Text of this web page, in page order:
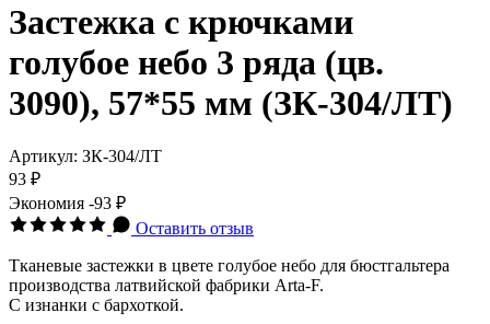
Застежка с крючками
голубое небо 3 ряда (цв.
3090), 57*55 мм (ЗК-304/ЛТ)
Артикул: ЗК-304/ЛТ
93 ₽
Экономия -93 ₽
Оставить отзыв
Тканевые застежки в цвете голубое небо для бюстгальтера
производства латвийской фабрики Arta-F.
С изнанки с бархоткой.